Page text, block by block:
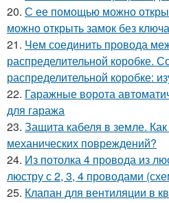
20. С ее помощью можно
можно открыть замок без
21. Чем соединить провода
распределительной коробке.
распределительной коробке:
22. Гаражные ворота
для гаража
23. Защита кабеля в земле.
механических повреждений?
24. Из потолка 4 провода из
люстру с 2, 3, 4 проводами
25. Клапан для вентиляции в